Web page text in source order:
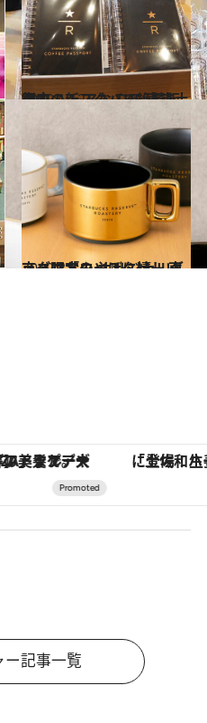
2019.10.2
銀座の新スタバで絶賛販売中！ レアな THE 東京土産
グルメ
2019.3.6
スタバ「ロースタリー 東京」限定の オリジナルグッズはおみやげに嬉しい
ライフスタイル
姜、山椒、大葉など目にも舌にも涼を呼ぶ郷土の味 【夏限定ディナーコース】旬を
ー記事一覧